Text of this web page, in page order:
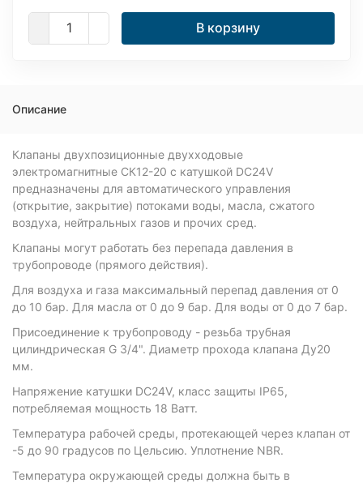
В корзину
Описание
Клапаны двухпозиционные двухходовые
электромагнитные СК12-20 с катушкой DC24V
предназначены для автоматического управления
(открытие, закрытие) потоками воды, масла, сжатого
воздуха, нейтральных газов и прочих сред.
Клапаны могут работать без перепада давления в
трубопроводе (прямого действия).
Для воздуха и газа максимальный перепад давления от 0
до 10 бар. Для масла от 0 до 9 бар. Для воды от 0 до 7 бар.
Присоединение к трубопроводу - резьба трубная
цилиндрическая G 3/4". Диаметр прохода клапана Ду20
мм.
Напряжение катушки DC24V, класс защиты IP65,
потребляемая мощность 18 Ватт.
Температура рабочей среды, протекающей через клапан от
-5 до 90 градусов по Цельсию. Уплотнение NBR.
Температура окружающей среды должна быть в